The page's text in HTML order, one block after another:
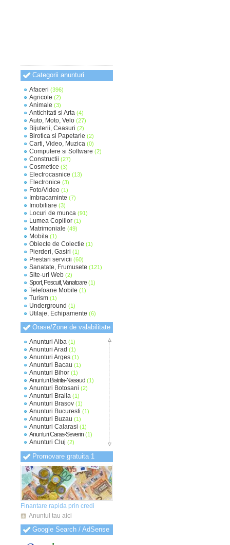
Categorii anunturi
Afaceri (396)
Agricole (2)
Animale (3)
Antichitati si Arta (4)
Auto, Moto, Velo (27)
Bijuterii, Ceasuri (2)
Birotica si Papetarie (2)
Carti, Video, Muzica (0)
Computere si Software (2)
Constructii (27)
Cosmetice (3)
Electrocasnice (13)
Electronice (3)
Foto/Video (1)
Imbracaminte (7)
Imobiliare (3)
Locuri de munca (91)
Lumea Copiilor (1)
Matrimoniale (49)
Mobila (1)
Obiecte de Colectie (1)
Pierderi, Gasiri (1)
Prestari servicii (60)
Sanatate, Frumusete (121)
Site-uri Web (2)
Sport, Pescuit, Vanatoare (1)
Telefoane Mobile (1)
Turism (1)
Underground (1)
Utilaje, Echipamente (6)
Orase/Zone de valabilitate
Anunturi Alba (1)
Anunturi Arad (1)
Anunturi Arges (1)
Anunturi Bacau (1)
Anunturi Bihor (1)
Anunturi Bistrita-Nasaud (1)
Anunturi Botosani (2)
Anunturi Braila (1)
Anunturi Brasov (1)
Anunturi Bucuresti (1)
Anunturi Buzau (1)
Anunturi Calarasi (1)
Anunturi Caras-Severin (1)
Anunturi Cluj (2)
Anunturi Constanta
Anunturi Covasna(1)
Anunturi Dambovita(1)
Anunturi Dolj(1)
Anunturi Galati(1)
Anunturi Giurgiu(1)
Anunturi Gorj(1)
Anunturi Harghita (1)
Anunturi Hunedoara
Anunturi Ialomita
Anunturi Iasi(1)
Anunturi Ilfov(1)
Anunturi Maramures
Promovare gratuita 1
Finantare rapida prin credi
Anuntul tau aici
Google Search / AdSense